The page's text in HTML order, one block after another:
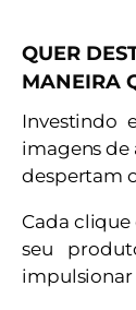
QUER
MANEIRA
Investindo
imagens de
despertam
Cada clique
seu
impulsionar